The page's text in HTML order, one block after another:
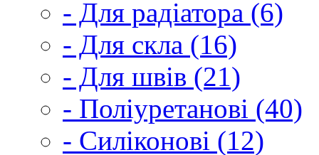
- Для радіатора (6)
- Для скла (16)
- Для швів (21)
- Поліуретанові (40)
- Силіконові (12)